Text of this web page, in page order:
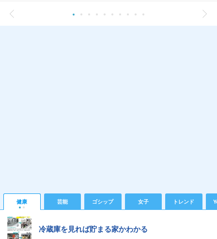
健康 芸能 ゴシップ 女子 トレンド
冷蔵庫を見れば貯まる家かわかる